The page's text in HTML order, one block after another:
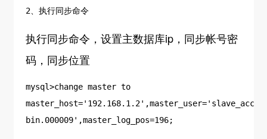
2、执行同步命令
执行同步命令，设置主数据库ip，同步帐号密
码，同步位置
mysql>change master to
bin.000009',master_log_pos=196;